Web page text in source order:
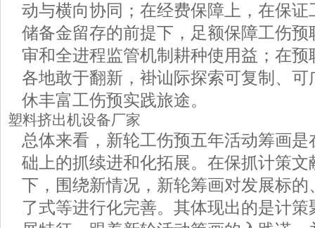
动与横向协同；在经费保障上，在保
储备金留存的前提下，足额保障工伤
审和全进程监管机制耕种使用益；在
各地敢于翻新，褂讪际探索可复制、
休丰富工伤预实践旅途。
塑料挤出机设备厂家
总体来看，新轮工伤预五年活动筹画
础上的抓续进和化拓展。在保抓计策
下，围绕新情况，新轮筹画对发展标
了式等进行化完善。其体现出的是计